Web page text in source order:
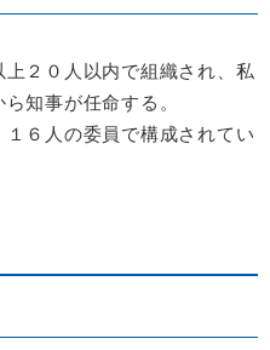
２０人以内で組織され、私
知事が任命する。
６人の委員で構成されてい